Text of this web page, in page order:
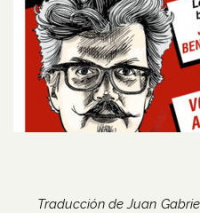
Traducción de Juan